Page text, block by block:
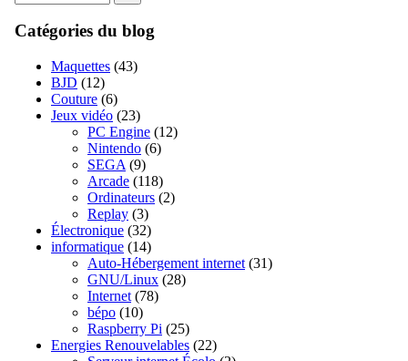
Catégories du blog
Maquettes (43)
BJD (12)
Couture (6)
Jeux vidéo (23)
PC Engine (12)
Nintendo (6)
SEGA (9)
Arcade (118)
Ordinateurs (2)
Replay (3)
Électronique (32)
informatique (14)
Auto-Hébergement internet (31)
GNU/Linux (28)
Internet (78)
bépo (10)
Raspberry Pi (25)
Energies Renouvelables (22)